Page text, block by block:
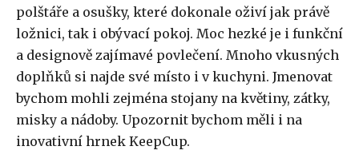
polštáře a osušky, které dokonale oživí jak právě
ložnici, tak i obývací pokoj. Moc hezké je i funkční
a designově zajímavé povlečení. Mnoho vkusných
doplňků si najde své místo i v kuchyni. Jmenovat
bychom mohli zejména stojany na květiny, zátky,
misky a nádoby. Upozornit bychom měli i na
inovativní hrnek KeepCup.